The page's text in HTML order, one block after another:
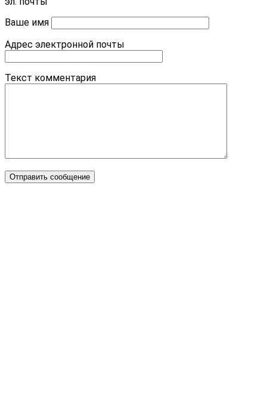
Ваше имя
Адрес электронной почты
Текст комментария